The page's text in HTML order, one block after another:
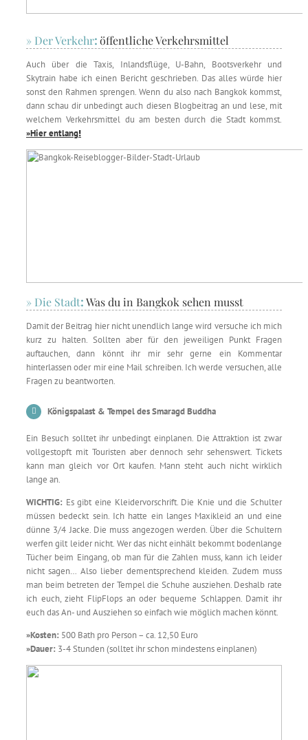
» Der Verkehr:öffentliche Verkehrsmittel
Auch über die Taxis, Inlandsflüge, U-Bahn, Bootsverkehr und
Skytrain habe ich einen Bericht geschrieben. Das alles würde hier
sonst den Rahmen sprengen. Wenn du also nach Bangkok kommst,
dann schau dir unbedingt auch diesen Blogbeitrag an und lese, mit
welchem Verkehrsmittel du am besten durch die Stadt kommst.
»Hier entlang!
» Die Stadt:Was du in Bangkok sehen musst
Damit der Beitrag hier nicht unendlich lange wird versuche ich mich
kurz zu halten. Sollten aber für den jeweiligen Punkt Fragen
auftauchen, dann könnt ihr mir sehr gerne ein Kommentar
hinterlassen oder mir eine Mail schreiben. Ich werde versuchen, alle
Fragen zu beantworten.
Königspalast & Tempel des Smaragd Buddha
Ein Besuch solltet ihr unbedingt einplanen. Die Attraktion ist zwar
vollgestopft mit Touristen aber dennoch sehr sehenswert. Tickets
kann man gleich vor Ort kaufen. Mann steht auch nicht wirklich
lange an.
WICHTIG: Es gibt eine Kleidervorschrift. Die Knie und die Schulter
müssen bedeckt sein. Ich hatte ein langes Maxikleid an und eine
dünne 3/4 Jacke. Die muss angezogen werden. Über die Schultern
werfen gilt leider nicht. Wer das nicht einhält bekommt bodenlange
Tücher beim Eingang, ob man für die Zahlen muss, kann ich leider
nicht sagen… Also lieber dementsprechend kleiden. Zudem muss
man beim betreten der Tempel die Schuhe ausziehen. Deshalb rate
ich euch, zieht FlipFlops an oder bequeme Schlappen. Damit ihr
euch das An- und Ausziehen so einfach wie möglich machen könnt.
»Kosten: 500 Bath pro Person – ca. 12,50 Euro
»Dauer: 3-4 Stunden (solltet ihr schon mindestens einplanen)